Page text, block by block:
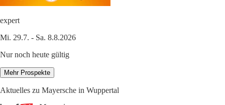
expert
Mi. 29.7. - Sa. 8.8.2026
Nur noch heute gültig
Mehr Prospekte
Aktuelles zu Mayersche in Wuppertal